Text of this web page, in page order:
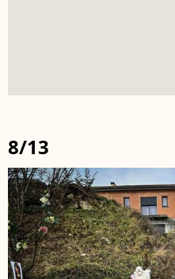
8/13